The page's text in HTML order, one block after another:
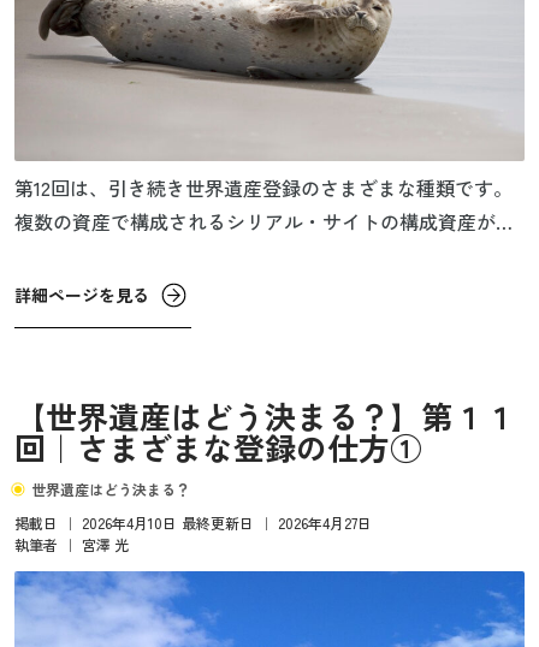
第12回は、引き続き世界遺産登録のさまざまな種類です。
複数の資産で構成されるシリアル・サイトの構成資産が国
パティで世界遺産登録されている自然環境などが国境を越
えて広がっている場合、トランスバウンダリー・サイト
詳細ページを見る
【世界遺産はどう決まる？】第１１
回｜さまざまな登録の仕方①
世界遺産はどう決まる？
掲載日
｜ 2026年4月10日 最終更新日 ｜ 2026年4月27日
執筆者
｜ 宮澤 光